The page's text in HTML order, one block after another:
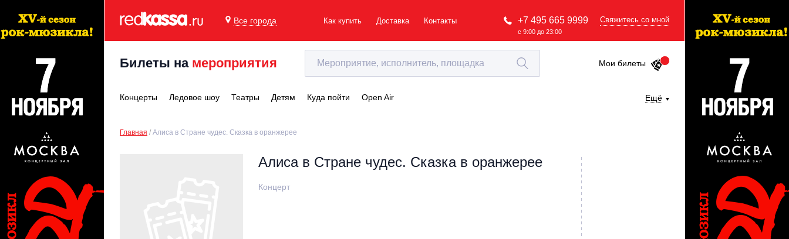
Все города Как купить Доставка Контакты +7 495 665 9999
с 9:00 до 23:00
Свяжитесь со мной
Билеты на мероприятия Мои билеты
Концерты Ледовое шоу Театры Детям Куда пойти Open Air Ещё
Главная Алиса в Стране чудес. Сказка в оранжерее
Алиса в Стране чудес. Сказка в оранжерее
Концерт